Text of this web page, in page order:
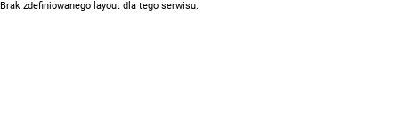
Brak zdefiniowanego layout dla tego serwisu.